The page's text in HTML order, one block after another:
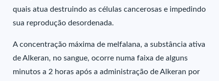
quais atua destruindo as células cancerosas e impedindo
sua reprodução desordenada.
A concentração máxima de melfalana, a substância ativa
de Alkeran, no sangue, ocorre numa faixa de alguns
minutos a 2 horas após a administração de Alkeran por